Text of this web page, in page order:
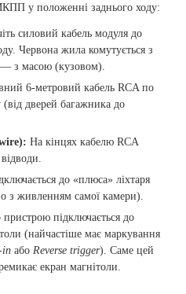
у положенні заднього ходу:
силовий кабель модуля до
Червона жила комутується з
з масою (кузовом).
6-метровий кабель RCA по
(від дверей багажника до
На кінцях кабелю RCA
до «плюса» ліхтаря
з живленням самої камери).
пристрою підключається до
(найчастіше має маркування
in або Reverse trigger). Саме цей
екран магнітоли.